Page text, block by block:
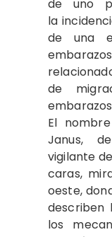
de uno
la
de una
de
El
Janus,
vigilante
caras,
oeste,
describen
los